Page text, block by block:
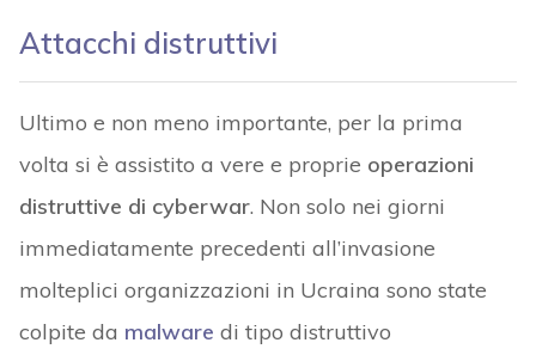
Attacchi distruttivi
Ultimo e non meno importante, per la prima
volta si è assistito a vere e proprie operazioni
distruttive di cyberwar. Non solo nei giorni
immediatamente precedenti all’invasione
molteplici organizzazioni in Ucraina sono state
colpite da malware di tipo distruttivo